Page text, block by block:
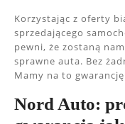
Korzystając z oferty
sprzedającego
pewni, że zostaną
sprawne auta. Bez
Mamy na to
Nord Auto: